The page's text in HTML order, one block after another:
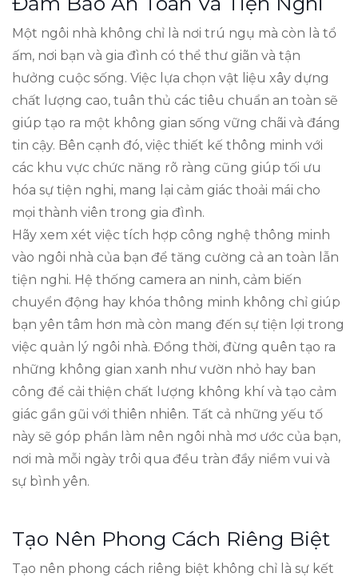
Một ngôi nhà không chỉ là nơi trú ngụ mà còn là tổ
ấm, nơi bạn và gia đình có thể thư giãn và tận
hưởng cuộc sống. Việc lựa chọn vật liệu xây dựng
chất lượng cao, tuân thủ các tiêu chuẩn an toàn sẽ
giúp tạo ra một không gian sống vững chãi và đáng
tin cậy. Bên cạnh đó, việc thiết kế thông minh với
các khu vực chức năng rõ ràng cũng giúp tối ưu
hóa sự tiện nghi, mang lại cảm giác thoải mái cho
mọi thành viên trong gia đình.
Hãy xem xét việc tích hợp công nghệ thông minh
vào ngôi nhà của bạn để tăng cường cả an toàn lẫn
tiện nghi. Hệ thống camera an ninh, cảm biến
chuyển động hay khóa thông minh không chỉ giúp
bạn yên tâm hơn mà còn mang đến sự tiện lợi trong
việc quản lý ngôi nhà. Đồng thời, đừng quên tạo ra
những không gian xanh như vườn nhỏ hay ban
công để cải thiện chất lượng không khí và tạo cảm
giác gần gũi với thiên nhiên. Tất cả những yếu tố
này sẽ góp phần làm nên ngôi nhà mơ ước của bạn,
nơi mà mỗi ngày trôi qua đều tràn đầy niềm vui và
sự bình yên.
Tạo Nên Phong Cách Riêng Biệt
Tạo nên phong cách riêng biệt không chỉ là sự kết